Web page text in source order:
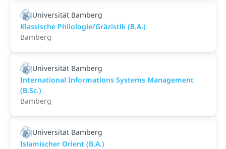
Universität Bamberg
Klassische Philologie/Gräzistik (B.A.)
Bamberg
Universität Bamberg
International Informations Systems Management
(B.Sc.)
Bamberg
Universität Bamberg
Islamischer Orient (B.A.)